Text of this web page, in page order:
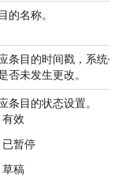
的名称。
条目的时间戳，系统
否未发生更改。
条目的状态设置。
有效
已暂停
草稿